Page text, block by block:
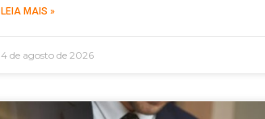
LEIA MAIS »
4 de agosto de 2026